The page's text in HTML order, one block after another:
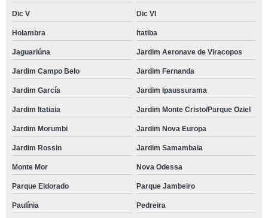
Dic V Dic VI
Holambra Itatiba
Jaguariúna Jardim Aeronave de Viracopos
Jardim Campo Belo Jardim Fernanda
Jardim García Jardim Ipaussurama
Jardim Itatiaia Jardim Monte Cristo/Parque Oziel
Jardim Morumbi Jardim Nova Europa
Jardim Rossin Jardim Samambaia
Monte Mor Nova Odessa
Parque Eldorado Parque Jambeiro
Paulínia Pedreira